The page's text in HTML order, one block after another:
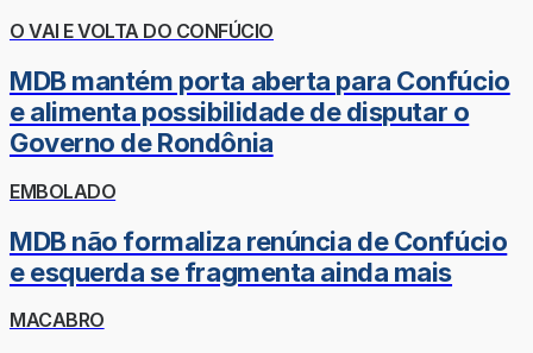
O VAI E VOLTA DO CONFÚCIO
MDB mantém porta aberta para Confúcio
e alimenta possibilidade de disputar o
Governo de Rondônia
EMBOLADO
MDB não formaliza renúncia de Confúcio
e esquerda se fragmenta ainda mais
MACABRO